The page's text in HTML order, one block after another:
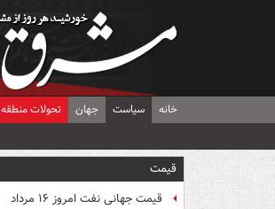
خانه سیاست جهان تحولات منطقه
قیمت
قیمت جهانی نفت امروز ۱۶ مرداد